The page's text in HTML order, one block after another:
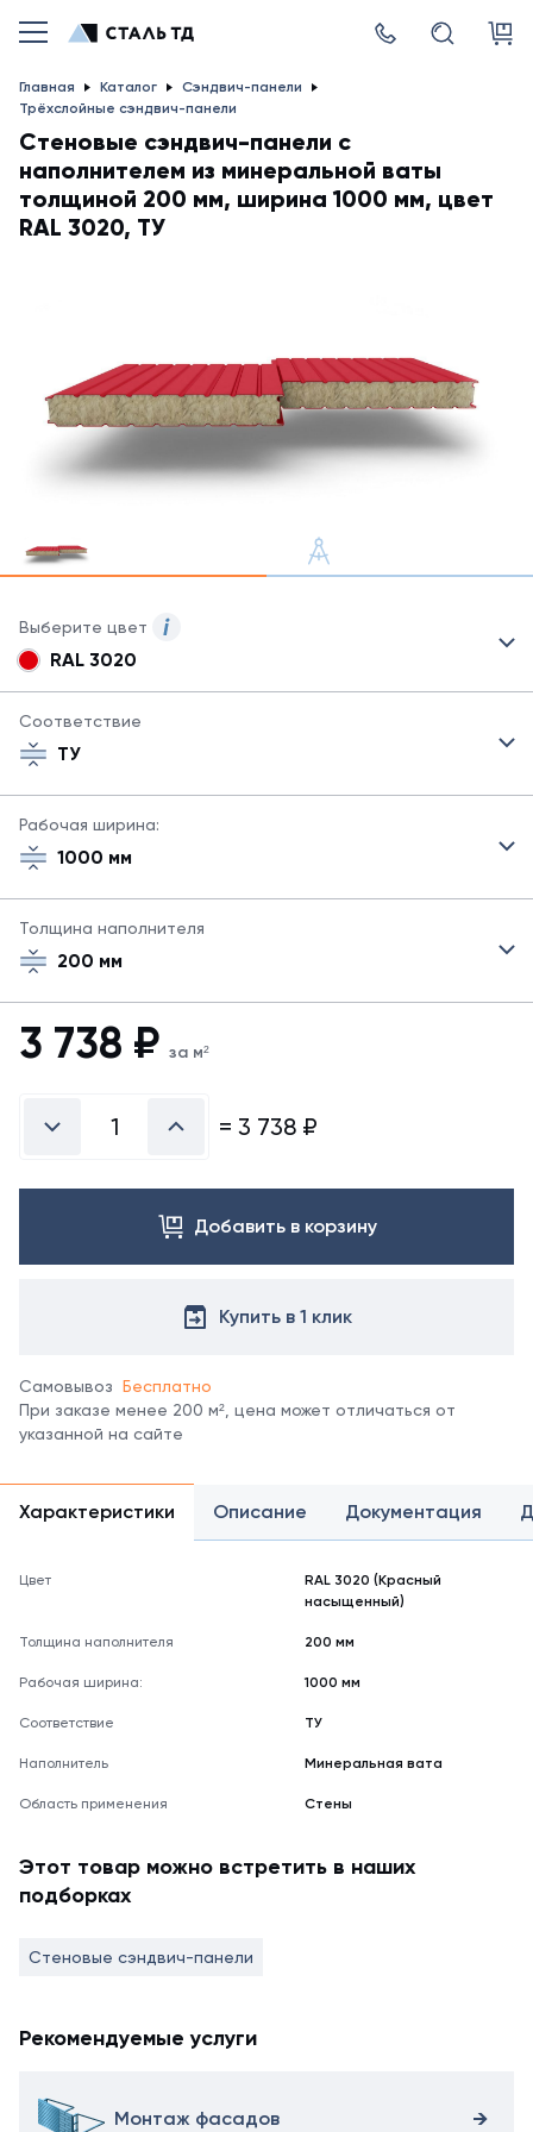
Главная Каталог
Сэндвич-панели
Трёхслойные сэндвич-панели
Стеновые сэндвич-панели с
наполнителем из минеральной ваты
толщиной 200 мм, ширина 1000 мм, цвет
RAL 3020, ТУ
Выберите цвет
сэндвич-
все
Для
заказа
свяжитесь
с
менеджером.
цвета
справочнике
цветов
RAL.
*
цвета
может
не
полностью
оттенку.
RAL 3020
Соответствие
ТУ
Рабочая ширина:
1000 мм
Толщина наполнителя
200 мм
3 738 ₽ за м²
= 3 738 ₽
Добавить в корзину
Купить в 1 клик
Самовывоз Бесплатно
При заказе менее 200 м², цена может отличаться от
указанной на сайте
Характеристики Описание Документация
Цвет
RAL 3020 (Красный
насыщенный)
Толщина наполнителя 200 мм
Рабочая ширина: 1000 мм
Соответствие ТУ
Наполнитель Минеральная вата
Область применения Стены
Этот товар можно встретить в наших
подборках
Стеновые сэндвич-панели
Рекомендуемые услуги
Монтаж фасадов